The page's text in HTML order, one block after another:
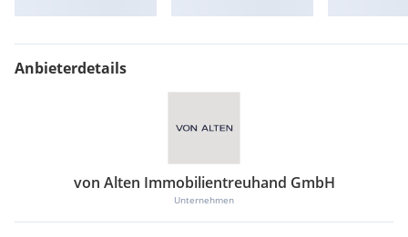
Anbieterdetails
von Alten Immobilientreuhand GmbH
Unternehmen